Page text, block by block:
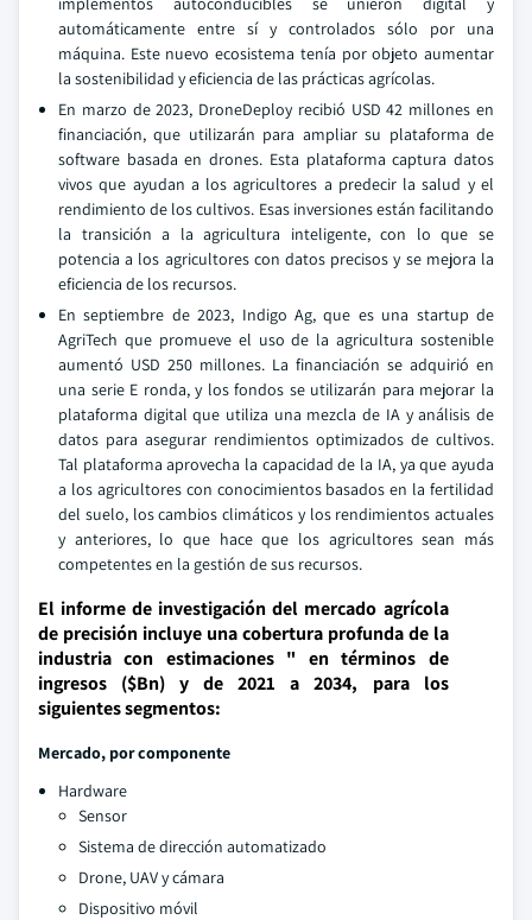
automáticamente entre sí y controlados sólo por una
máquina. Este nuevo ecosistema tenía por objeto aumentar
la sostenibilidad y eficiencia de las prácticas agrícolas.
En marzo de 2023, DroneDeploy recibió USD 42 millones en
financiación, que utilizarán para ampliar su plataforma de
software basada en drones. Esta plataforma captura datos
vivos que ayudan a los agricultores a predecir la salud y el
rendimiento de los cultivos. Esas inversiones están facilitando
la transición a la agricultura inteligente, con lo que se
potencia a los agricultores con datos precisos y se mejora la
eficiencia de los recursos.
En septiembre de 2023, Indigo Ag, que es una startup de
AgriTech que promueve el uso de la agricultura sostenible
aumentó USD 250 millones. La financiación se adquirió en
una serie E ronda, y los fondos se utilizarán para mejorar la
plataforma digital que utiliza una mezcla de IA y análisis de
datos para asegurar rendimientos optimizados de cultivos.
Tal plataforma aprovecha la capacidad de la IA, ya que ayuda
a los agricultores con conocimientos basados en la fertilidad
del suelo, los cambios climáticos y los rendimientos actuales
y anteriores, lo que hace que los agricultores sean más
competentes en la gestión de sus recursos.
El informe de investigación del mercado agrícola
de precisión incluye una cobertura profunda de la
industria con estimaciones " en términos de
ingresos ($Bn) y de 2021 a 2034, para los
siguientes segmentos:
Mercado, por componente
Hardware
Sensor
Sistema de dirección automatizado
Drone, UAV y cámara
Dispositivo móvil